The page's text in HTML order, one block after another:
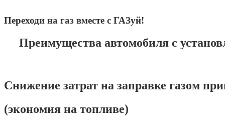
Переходи на газ вместе с ГАЗуй!
Преимущества автомобиля с
Снижение затрат на заправке газом
(экономия на топливе)